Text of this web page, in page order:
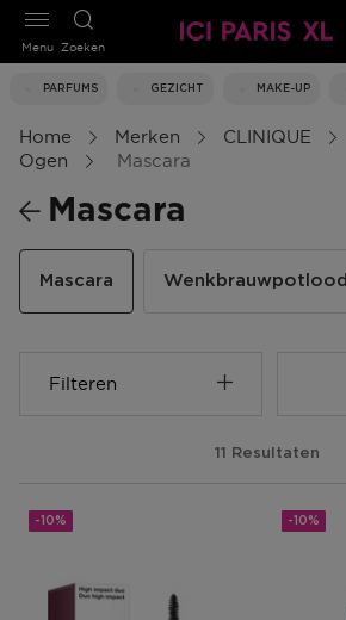
Zoeken
PARFUMS GEZICHT MAKE-UP
Menu
Home Merken CLINIQUE
Ogen
Mascara
Mascara
Mascara Wenkbrauwpotlood
Filteren
11 Resultaten
-10% -10%